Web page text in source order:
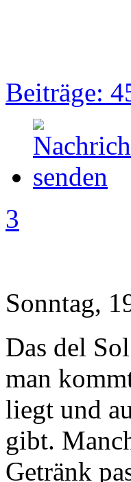
Beiträge:
3
Sonntag,
Das del
man
liegt und
gibt.
Getränk